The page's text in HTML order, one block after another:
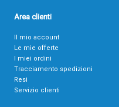
Area clienti
Il mio account
Le mie offerte
I miei ordini
Tracciamento spedizioni
Resi
Servizio clienti